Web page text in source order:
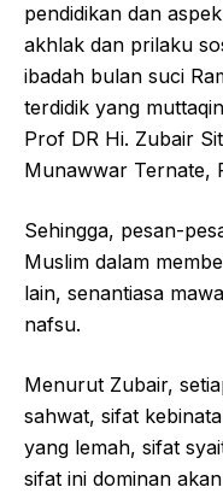
pendidikan dan
akhlak dan prilaku
ibadah bulan suci
terdidik yang
Prof DR Hi. Zubair
Munawwar Ternate,
Sehingga, pesan-
Muslim dalam
lain, senantiasa
nafsu.
Menurut Zubair,
sahwat, sifat
yang lemah, sifat
sifat ini dominan